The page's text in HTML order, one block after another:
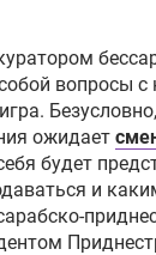
вопросы
ожидает
будет
и